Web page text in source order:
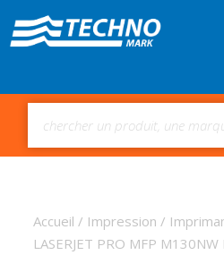
Accueil / Impression /
LASERJET PRO MFP